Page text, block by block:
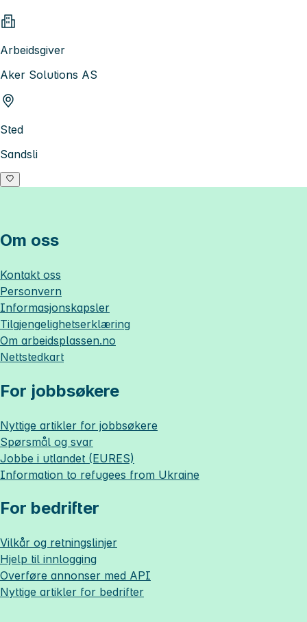
Arbeidsgiver
Aker Solutions AS
Sted
Sandsli
Om oss
Kontakt oss
Personvern
Informasjonskapsler
Tilgjengelighetserklæring
Om arbeidsplassen.no
Nettstedkart
For jobbsøkere
Nyttige artikler for jobbsøkere
Spørsmål og svar
Jobbe i utlandet (EURES)
Information to refugees from Ukraine
For bedrifter
Vilkår og retningslinjer
Hjelp til innlogging
Overføre annonser med API
Nyttige artikler for bedrifter